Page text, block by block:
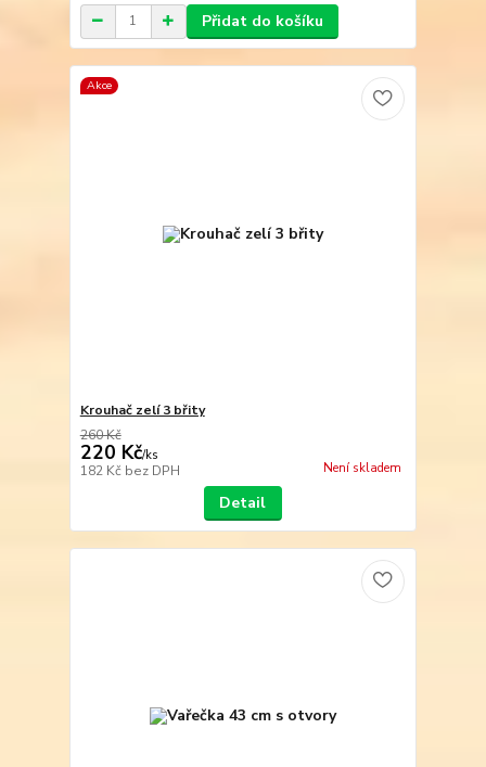
Přidat do košíku
Akce
Krouhač zelí 3 břity
260 Kč
220 Kč/ks
182 Kč bez DPH Není skladem
Detail